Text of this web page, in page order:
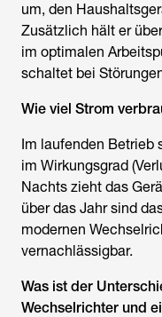
um, den
Zusätzlich hält er
im optimalen
schaltet bei
Wie viel Strom
Im laufenden Betrieb
im Wirkungsgrad
Nachts zieht das
über das Jahr sind
modernen
vernachlässigbar.
Was ist der
Wechselrichter und